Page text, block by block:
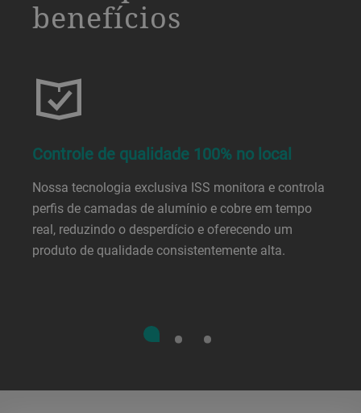
benefícios
Controle de qualidade 100% no local
Nossa tecnologia exclusiva ISS monitora e controla
perfis de camadas de alumínio e cobre em tempo
real, reduzindo o desperdício e oferecendo um
produto de qualidade consistentemente alta.